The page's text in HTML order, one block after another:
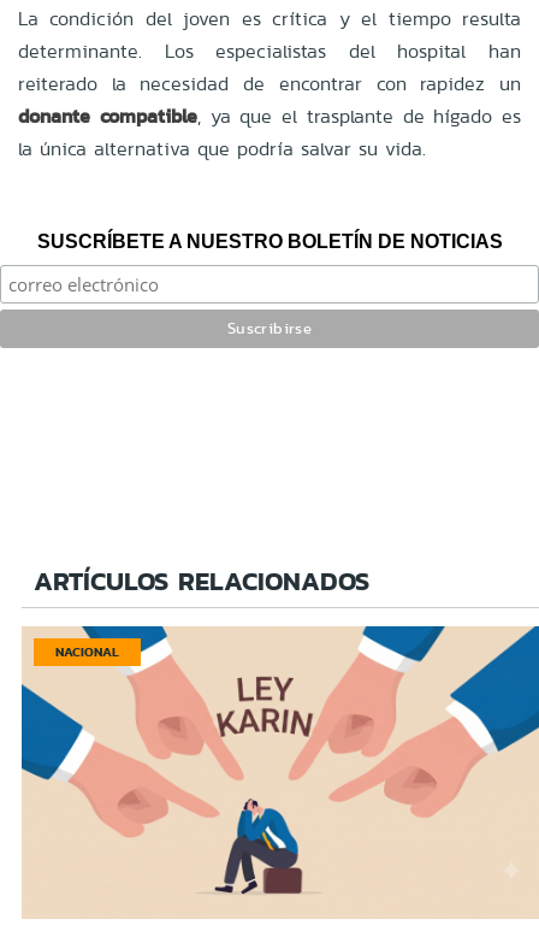
La condición del joven es crítica y el tiempo resulta
determinante. Los especialistas del hospital han
reiterado la necesidad de encontrar con rapidez un
donante compatible, ya que el trasplante de hígado es
la única alternativa que podría salvar su vida.
SUSCRÍBETE A NUESTRO BOLETÍN DE NOTICIAS
ARTÍCULOS RELACIONADOS
NACIONAL